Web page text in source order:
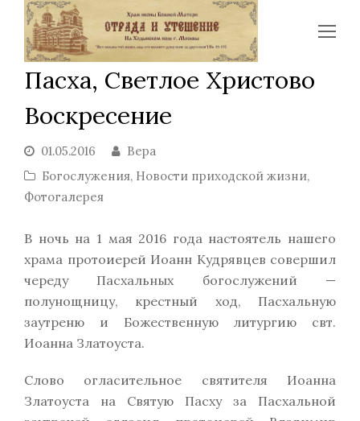
Пасха, Светлое Христово
Воскресение
01.05.2016
Вера
Богослужения, Новости приходской жизни,
Фотогалерея
В ночь на 1 мая 2016 года настоятель нашего
храма протоиерей Иоанн Кудрявцев совершил
череду Пасхальных богослужений —
полунощницу, крестный ход, Пасхальную
заутреню и Божественную литургию свт.
Иоанна Златоуста.
Слово огласительное святителя Иоанна
Златоуста на Святую Пасху за Пасхальной